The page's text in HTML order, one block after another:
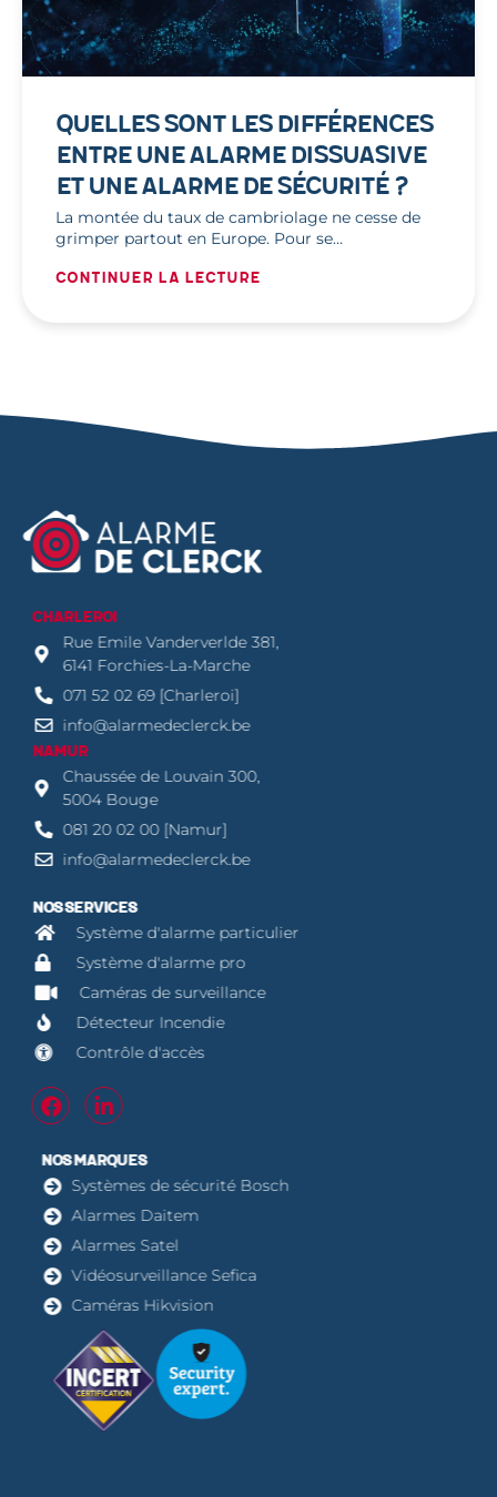
QUELLES SONT LES DIFFÉRENCES
ENTRE UNE ALARME DISSUASIVE
ET UNE ALARME DE SÉCURITÉ ?
La montée du taux de cambriolage ne cesse de
grimper partout en Europe. Pour se…
Continuer la lecture
CHARLEROI
Rue Emile Vanderverlde 381,
6141 Forchies-La-Marche
071 52 02 69 [Charleroi]
info@alarmedeclerck.be
NAMUR
Chaussée de Louvain 300,
5004 Bouge
081 20 02 00 [Namur]
info@alarmedeclerck.be
NOS SERVICES
Système d'alarme particulier
Système d'alarme pro
Caméras de surveillance
Détecteur Incendie
Contrôle d'accès
NOS MARQUES
Systèmes de sécurité Bosch
Alarmes Daitem
Alarmes Satel
Vidéosurveillance Sefica
Caméras Hikvision